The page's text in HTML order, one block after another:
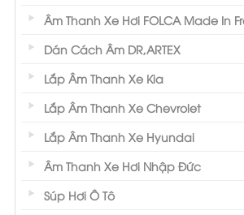
Âm Thanh Xe Hơi FOLCA Made In
Dán Cách Âm DR,ARTEX
Lắp Âm Thanh Xe Kia
Lắp Âm Thanh Xe Chevrolet
Lắp Âm Thanh Xe Hyundai
Âm Thanh Xe Hơi Nhập Đức
Súp Hơi Ô Tô